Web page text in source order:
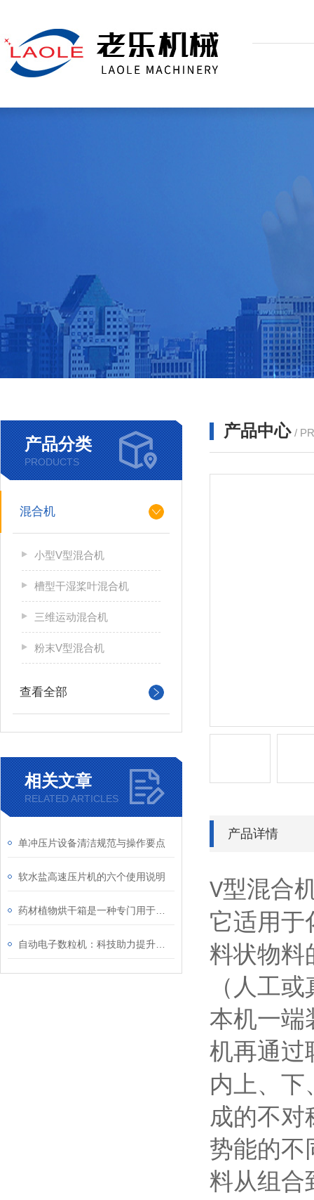
产品分类
PRODUCTS
混合机
小型V型混合机
槽型干湿桨叶混合机
三维运动混合机
粉末V型混合机
查看全部
相关文章
RELATED ARTICLES
单冲压片设备清洁规范与操作要点
软水盐高速压片机的六个使用说明
产品中心 /
产品详情
V型混合
它适用于
料状物料
（人工
本机一端
机再通过
内上、下
成的不对
势能的不
料从组合